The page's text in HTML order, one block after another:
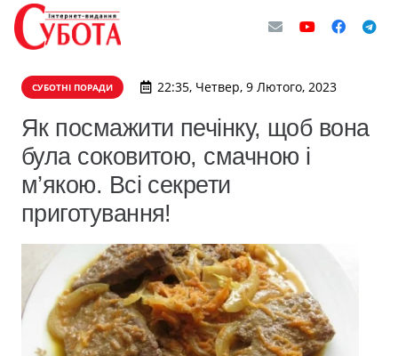
СУБОТНІ ПОРАДИ 22:35, Четвер, 9 Лютого, 2023
Як посмажити печінку, щоб вона
була соковитою, смачною і
м’якою. Всі секрети
приготування!